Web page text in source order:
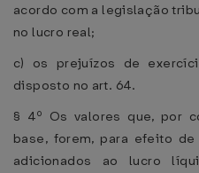
acordo com a legislação
no lucro real;
c) os prejuízos de
disposto no art. 64.
§ 4º Os valores que, por
base, forem, para efeito
adicionados ao lucro